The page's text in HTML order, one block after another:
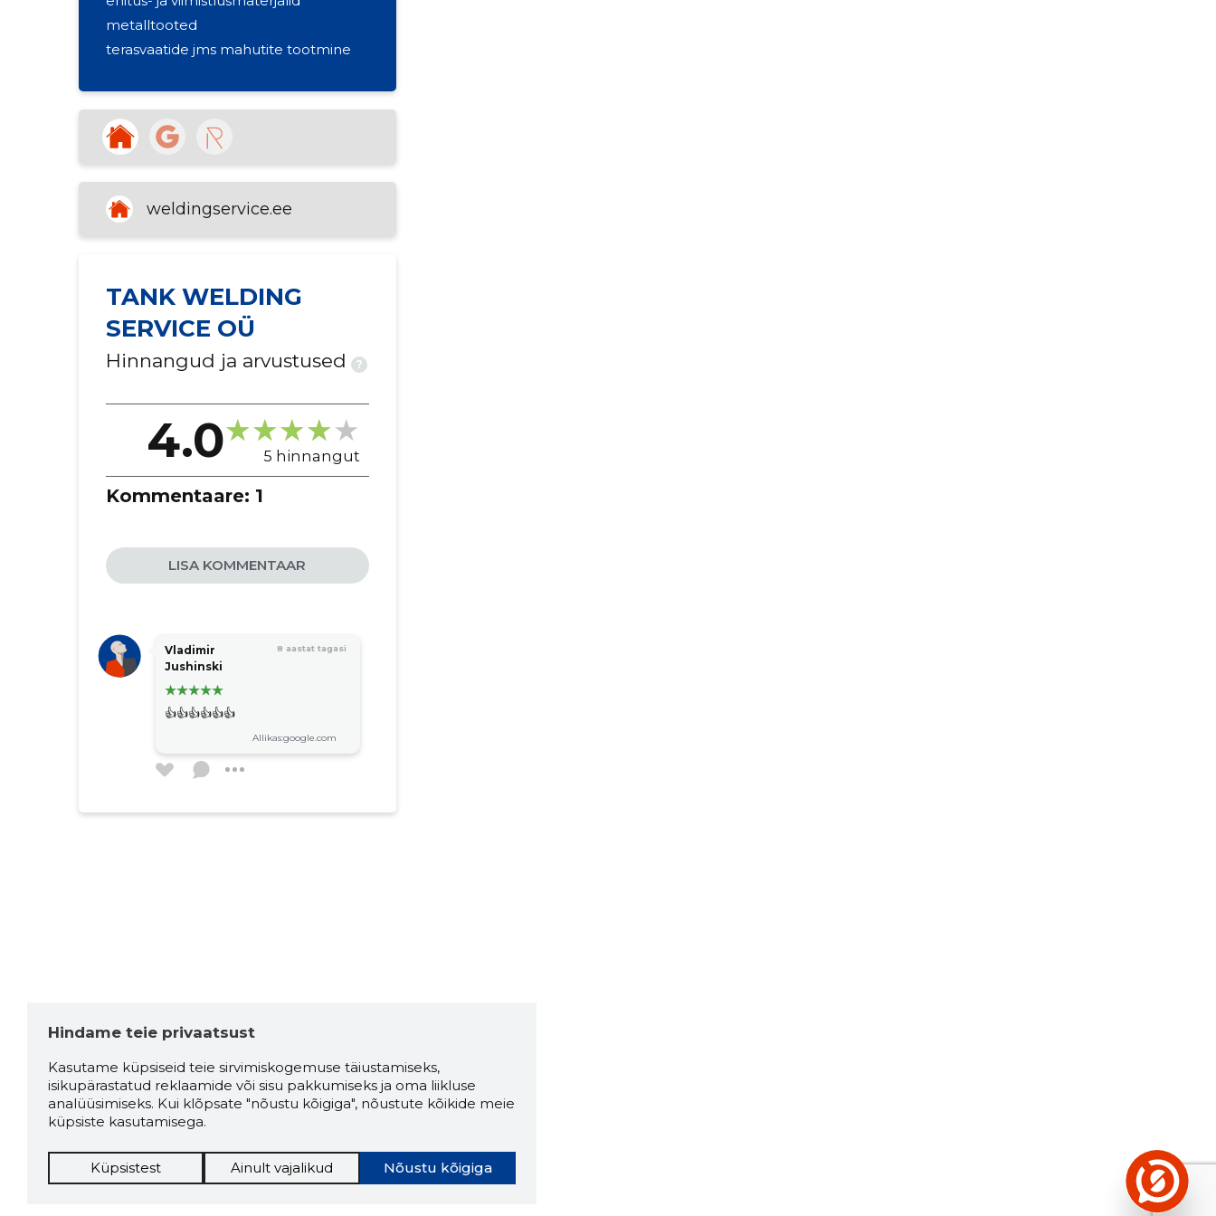
metalltooted
terasvaatide jms mahutite tootmine
weldingservice.ee
TANK WELDING
SERVICE OÜ
Hinnangud ja arvustused ?
4.0 5 hinnangut
Kommentaare: 1
LISA KOMMENTAAR
Vladimir
Jushinski
8 aastat tagasi
👍👍👍👍👍👍
Allikas:google.com
Hindame teie privaatsust
Kasutame küpsiseid teie sirvimiskogemuse täiustamiseks,
isikupärastatud reklaamide või sisu pakkumiseks ja oma liikluse
analüüsimiseks. Kui klõpsate "nõustu kõigiga", nõustute kõikide meie
küpsiste kasutamisega.
Nõustu kõigiga
Küpsistest Ainult vajalikud